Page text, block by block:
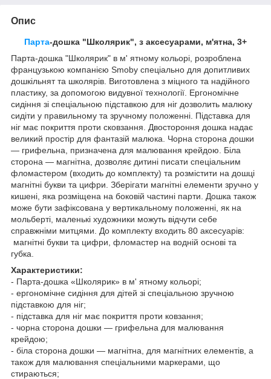
Опис
Парта-дошка "Школярик", з аксесуарами, м'ятна, 3+
Парта-дошка "Школярик" в м' ятному кольорі, розроблена
французькою компанією Smoby спеціально для допитливих
дошкільнят та школярів. Виготовлена з міцного та надійного
пластику, за допомогою видувної технології. Ергономічне
сидіння зі спеціальною підставкою для ніг дозволить малюку
сидіти у правильному та зручному положенні. Підставка для
ніг має покриття проти сковзання. Двостороння дошка надає
великий простір для фантазій малюка. Чорна сторона дошки
— грифельна, призначена для малювання крейдою. Біла
сторона — магнітна, дозволяє дитині писати спеціальним
фломастером (входить до комплекту) та розмістити на дошці
магнітні букви та цифри. Зберігати магнітні елементи зручно у
кишені, яка розміщена на боковій частині парти. Дошка також
може бути зафіксована у вертикальному положенні, як на
мольберті, маленькі художники можуть відчути себе
справжніми митцями. До комплекту входить 80 аксесуарів:
магнітні букви та цифри, фломастер на водній основі та
губка.
Характеристики:
- Парта-дошка «Школярик» в м' ятному кольорі;
- ергономічне сидіння для дітей зі спеціальною зручною
підставкою для ніг;
- підставка для ніг має покриття проти ковзання;
- чорна сторона дошки — грифельна для малювання
крейдою;
- біла сторона дошки — магнітна, для магнітних елементів, а
також для малювання спеціальними маркерами, що
стираються;